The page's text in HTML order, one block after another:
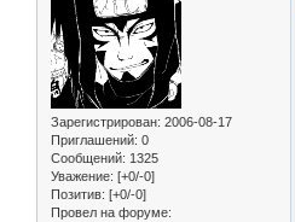
Зарегистрирован: 2006-08-17
Приглашений: 0
Сообщений: 1325
Уважение: [+0/-0]
Позитив: [+0/-0]
Провел на форуме: